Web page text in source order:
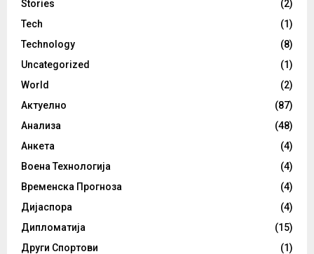
Stories
(2)
Tech
(1)
Technology
(8)
Uncategorized
(1)
World
(2)
Актуелно
(87)
Анализа
(48)
Анкета
(4)
Воена Технологија
(4)
Временска Прогноза
(4)
Дијаспора
(4)
Дипломатија
(15)
Други Спортови
(1)